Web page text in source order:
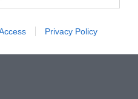
Privacy Policy